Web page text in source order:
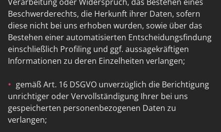
Beschwerderechts, die Herkunft ihrer Daten, sofern
diese nicht bei uns erhoben wurden, sowie über das
Bestehen einer automatisierten Entscheidungsfindung
einschließlich Profiling und ggf. aussagekräftigen
Informationen zu deren Einzelheiten verlangen;
gemäß Art. 16 DSGVO unverzüglich die Berichtigung
unrichtiger oder Vervollständigung Ihrer bei uns
gespeicherten personenbezogenen Daten zu
verlangen;